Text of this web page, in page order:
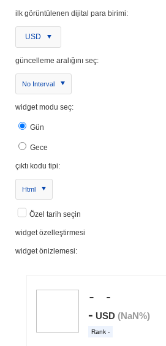
ilk görüntülenen dijital para birimi:
USD
güncelleme aralığını seç:
No Interval
widget modu seç:
Gün
Gece
çıktı kodu tipi:
Html
Özel tarih seçin
widget özelleştirmesi
widget önizlemesi: